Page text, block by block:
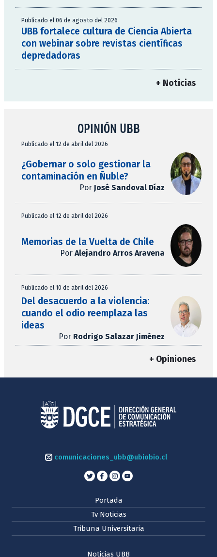
Publicado el 06 de agosto del 2026
UBB fortalece cultura de Ciencia Abierta
con webinar sobre revistas científicas
depredadoras
+ Noticias
OPINIÓN UBB
Publicado el 12 de abril del 2026
¿Gobernar o solo gestionar la
contaminación en Ñuble?
Por José Sandoval Díaz
Publicado el 12 de abril del 2026
Memorias de la Vuelta de Chile
Por Alejandro Arros Aravena
Publicado el 10 de abril del 2026
Del desacuerdo a la violencia:
cuando el odio reemplaza las
ideas
Por Rodrigo Salazar Jiménez
+ Opiniones
comunicaciones_ubb@ubiobio.cl
Portada
Tv Noticias
Tribuna Universitaria
Noticias UBB